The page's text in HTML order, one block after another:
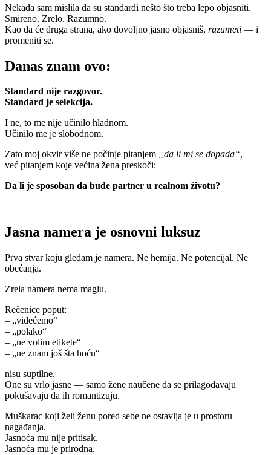
Nekada sam mislila da su standardi nešto što treba lepo objasniti.
Smireno. Zrelo. Razumno.
Kao da će druga strana, ako dovoljno jasno objasniš, razumeti — i
promeniti se.
Danas znam ovo:
Standard nije razgovor.
Standard je selekcija.
I ne, to me nije učinilo hladnom.
Učinilo me je slobodnom.
Zato moj okvir više ne počinje pitanjem „da li mi se dopada“,
već pitanjem koje većina žena preskoči:
Da li je sposoban da bude partner u realnom životu?
Jasna namera je osnovni luksuz
Prva stvar koju gledam je namera. Ne hemija. Ne potencijal. Ne
obećanja.
Zrela namera nema maglu.
Rečenice poput:
– „videćemo“
– „polako“
– „ne volim etikete“
– „ne znam još šta hoću“
nisu suptilne.
One su vrlo jasne — samo žene naučene da se prilagođavaju
pokušavaju da ih romantizuju.
Muškarac koji želi ženu pored sebe ne ostavlja je u prostoru
nagađanja.
Jasnoća mu nije pritisak.
Jasnoća mu je prirodna.